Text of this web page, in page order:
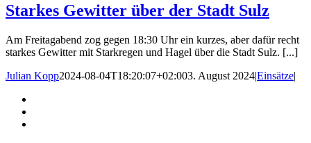
Starkes Gewitter über der Stadt Sulz
Am Freitagabend zog gegen 18:30 Uhr ein kurzes, aber dafür recht
starkes Gewitter mit Starkregen und Hagel über die Stadt Sulz. [...]
Julian Kopp2024-08-04T18:20:07+02:003. August 2024|Einsätze|